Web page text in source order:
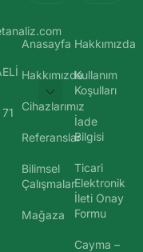
Anasayfa
Hakkımızda
Cihazlarımız
Referanslar
Bilimsel
Çalışmalar
Mağaza
Hakkımızda
Kullanım
Koşulları
İade
Bilgisi
Ticari
Elektronik
İleti Onay
Formu
Cayma –